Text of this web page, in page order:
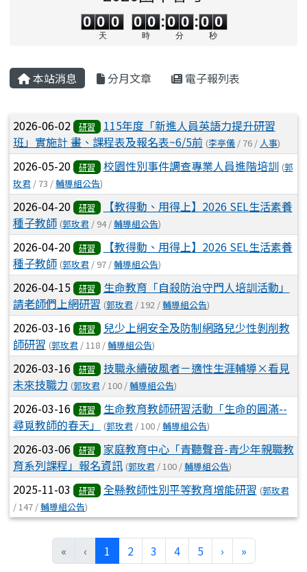
0
0
0
0
0
天
0
0
0
0
時
:
0
0
0
0
分
:0 0
秒
主內容區域
本站消息 分月文章 電子報列表
文章列表
2026-06-02 研習
115年度「新進人員英語力提升研習
班」實施計 畫、課程表及報名表~6/5前 (李亭儀 / 76 / 人事)
2026-05-20 研習 校園性別事件調查專業人員進階培訓 (郭
玫君 / 73 /輔導組公告)
2026-04-20 研習
【教得動、用得上】2026 SEL生活素養
種子教師 (郭玫君 / 94 /輔導組公告)
2026-04-20 研習
【教得動、用得上】2026 SEL生活素養
種子教師 (郭玫君 / 97 /輔導組公告)
2026-04-15 研習
生命教育「自殺防治守門人培訓活動」
請老師們上網研習 (郭玫君 / 192 /輔導組公告)
2026-03-16 研習
兒少上網安全及防制網路兒少性剝削教
師研習 (郭玫君 / 118 /輔導組公告)
2026-03-16 研習
技職永續破風者－適性生涯輔導×看見
未來技職力 (郭玫君 / 100 /輔導組公告)
2026-03-16 研習
生命教育教師研習活動「生命的圓滿--
尋覓教師的春天」
(郭玫君 / 100 /輔導組公告)
2026-03-06 研習
家庭教育中心「青聽聲音-青少年親職教
育系列課程」報名資訊 (郭玫君 / 100 /輔導組公告)
2025-11-03 研習 全縣教師性別平等教育增能研習 (郭玫君
/ 147 /輔導組公告)
« ‹ 1 (目前頁次)
2 3 4 5 ›下一頁
»最後頁